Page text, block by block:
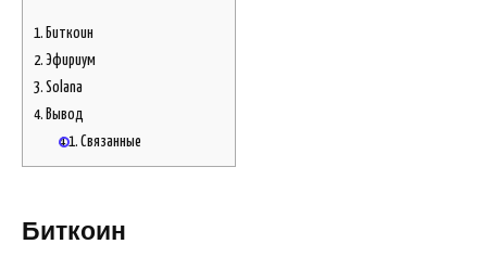
1. Биткоин
2. Эфириум
3. Solana
4. Вывод
4.1. Связанные
Биткоин